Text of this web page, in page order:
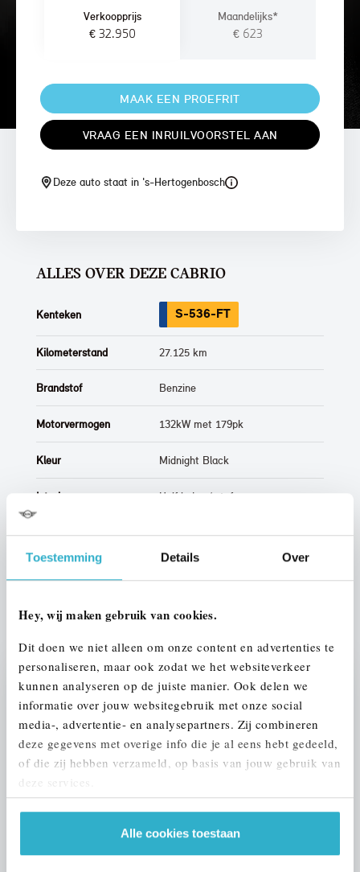
Toestemming Details Over
Hey, wij maken gebruik van cookies.
Dit doen we niet alleen om onze content en advertenties te
personaliseren, maar ook zodat we het websiteverkeer
kunnen analyseren op de juiste manier. Ook delen we
informatie over jouw websitegebruik met onze social
media-, advertentie- en analysepartners. Zij combineren
deze gegevens met overige info die je al eens hebt gedeeld,
of die zij hebben verzameld, op basis van jouw gebruik van
deze services.
Alle cookies toestaan
Verkoopprijs
€ 32.950
Maandelijks*
€ 623
MAAK EEN PROEFRIT
VRAAG EEN INRUILVOORSTEL AAN
Deze auto staat in 's-Hertogenbosch
Stap 1 van 3
UW AUTO INRUILEN?
VOORSTEL AANVRAGEN
ALLES OVER DEZE CABRIO
Kenteken S-536-FT
Kilometerstand 27.125 km
Brandstof Benzine
Motorvermogen 132kW met 179pk
Kleur Midnight Black
Interieur Half leder / stof
Btw/Marge BTW